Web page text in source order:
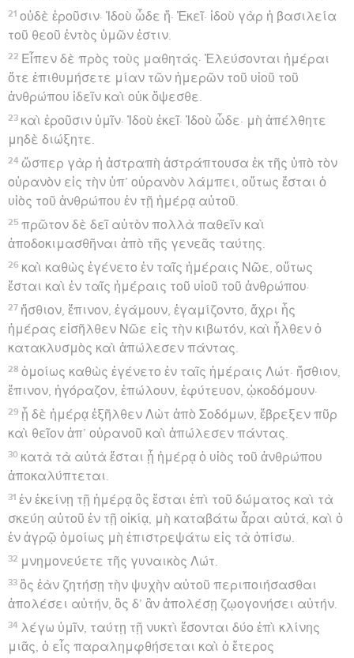
21 οὐδὲ ἐροῦσιν· Ἰδοὺ ὧδε ἤ· Ἐκεῖ· ἰδοὺ γὰρ ἡ βασιλεία
τοῦ θεοῦ ἐντὸς ὑμῶν ἐστιν.
22 Εἶπεν δὲ πρὸς τοὺς μαθητάς· Ἐλεύσονται ἡμέραι
ὅτε ἐπιθυμήσετε μίαν τῶν ἡμερῶν τοῦ υἱοῦ τοῦ
ἀνθρώπου ἰδεῖν καὶ οὐκ ὄψεσθε.
23 καὶ ἐροῦσιν ὑμῖν· Ἰδοὺ ἐκεῖ· Ἰδοὺ ὧδε· μὴ ἀπέλθητε
μηδὲ διώξητε.
24 ὥσπερ γὰρ ἡ ἀστραπὴ ἀστράπτουσα ἐκ τῆς ὑπὸ τὸν
οὐρανὸν εἰς τὴν ὑπ’ οὐρανὸν λάμπει, οὕτως ἔσται ὁ
υἱὸς τοῦ ἀνθρώπου ἐν τῇ ἡμέρᾳ αὐτοῦ.
25 πρῶτον δὲ δεῖ αὐτὸν πολλὰ παθεῖν καὶ
ἀποδοκιμασθῆναι ἀπὸ τῆς γενεᾶς ταύτης.
26 καὶ καθὼς ἐγένετο ἐν ταῖς ἡμέραις Νῶε, οὕτως
ἔσται καὶ ἐν ταῖς ἡμέραις τοῦ υἱοῦ τοῦ ἀνθρώπου·
27 ἤσθιον, ἔπινον, ἐγάμουν, ἐγαμίζοντο, ἄχρι ἧς
ἡμέρας εἰσῆλθεν Νῶε εἰς τὴν κιβωτόν, καὶ ἦλθεν ὁ
κατακλυσμὸς καὶ ἀπώλεσεν πάντας.
28 ὁμοίως καθὼς ἐγένετο ἐν ταῖς ἡμέραις Λώτ· ἤσθιον,
ἔπινον, ἠγόραζον, ἐπώλουν, ἐφύτευον, ᾠκοδόμουν·
29 ᾗ δὲ ἡμέρᾳ ἐξῆλθεν Λὼτ ἀπὸ Σοδόμων, ἔβρεξεν πῦρ
καὶ θεῖον ἀπ’ οὐρανοῦ καὶ ἀπώλεσεν πάντας.
30 κατὰ τὰ αὐτὰ ἔσται ᾗ ἡμέρᾳ ὁ υἱὸς τοῦ ἀνθρώπου
ἀποκαλύπτεται.
31 ἐν ἐκείνῃ τῇ ἡμέρᾳ ὃς ἔσται ἐπὶ τοῦ δώματος καὶ τὰ
σκεύη αὐτοῦ ἐν τῇ οἰκίᾳ, μὴ καταβάτω ἆραι αὐτά, καὶ ὁ
ἐν ἀγρῷ ὁμοίως μὴ ἐπιστρεψάτω εἰς τὰ ὀπίσω.
32 μνημονεύετε τῆς γυναικὸς Λώτ.
33 ὃς ἐὰν ζητήσῃ τὴν ψυχὴν αὐτοῦ περιποιήσασθαι
ἀπολέσει αὐτήν, ὃς δ’ ἂν ἀπολέσῃ ζῳογονήσει αὐτήν.
34 λέγω ὑμῖν, ταύτῃ τῇ νυκτὶ ἔσονται δύο ἐπὶ κλίνης
μιᾶς, ὁ εἷς παραλημφθήσεται καὶ ὁ ἕτερος